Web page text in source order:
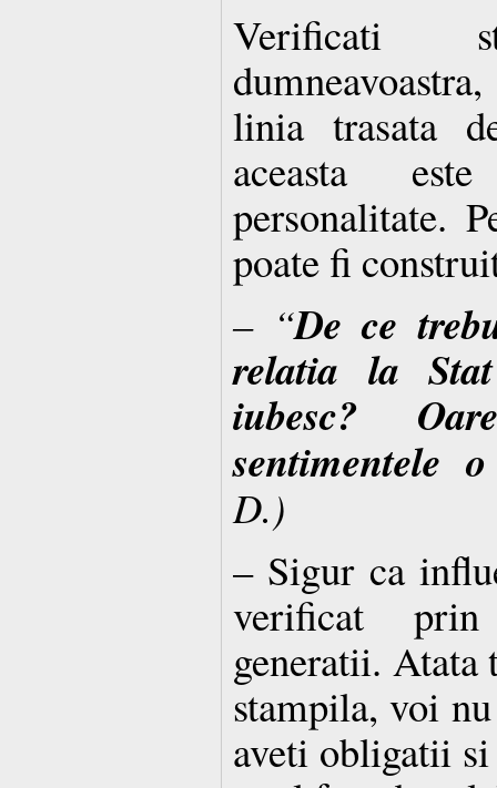
Verificati
linia trasata
aceas­ta
personalitate.
poate fi
– “De ce
relatia la
iubesc?
sentimentele
D.)
– Sigur ca
verificat
generatii. Atata
stampila, voi
aveti obligatii